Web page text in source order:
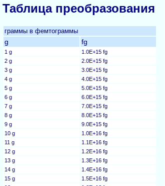
Таблица преобразования
граммы в фемтограммы
g fg
1 g
1.0E+15 fg
2 g
2.0E+15 fg
3 g
3.0E+15 fg
4 g
4.0E+15 fg
5 g
5.0E+15 fg
6 g
6.0E+15 fg
7 g
7.0E+15 fg
8 g
8.0E+15 fg
9 g
9.0E+15 fg
10 g
1.0E+16 fg
11 g
1.1E+16 fg
12 g
1.2E+16 fg
13 g
1.3E+16 fg
14 g
1.4E+16 fg
15 g
1.5E+16 fg